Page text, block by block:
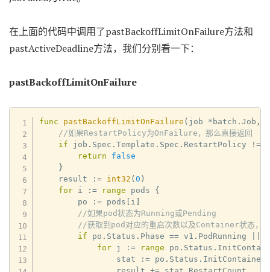
在上面的代码中调用了pastBackoffLimitOnFailure方法和
pastActiveDeadline方法，我们分别看一下：
pastBackoffLimitOnFailure
func pastBackoffLimitOnFailure ( job * batch .Job ,
//如果RestartPolicy为OnFailure，那么直接返回
if job . Spec .Template . Spec . RestartPolicy !=
return
false
}
    result
:= int32 (0 )
for i := range pods {
        po
:= pods i
//如果pod状态为Running或Pending
//获取到pod对应的重启次数以及Container状态
if po . Status . Phase == v1 . PodRunning
for j := range po . Status .
                stat
:= po . Status .